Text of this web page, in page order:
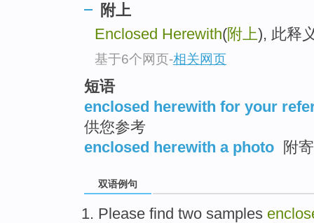
附上
Enclosed Herewith(附上), 此释
基于6个网页-相关网页
短语
enclosed herewith for your
供您参考
enclosed herewith a photo 附
双语例句
Please find two samples